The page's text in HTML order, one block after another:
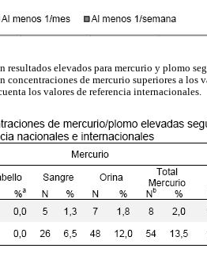
resultados elevados para mercurio y plomo
de mercurio superiores a los
los valores de referencia internacionales.